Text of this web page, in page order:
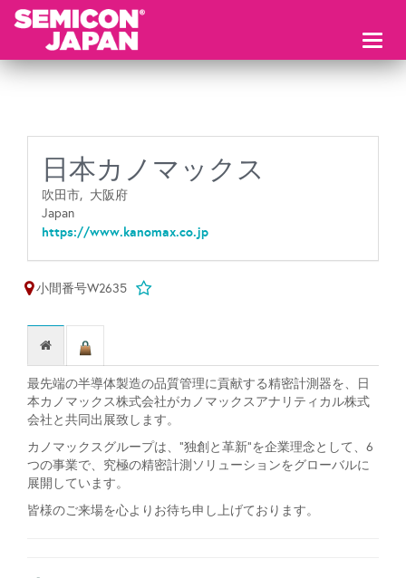
日本カノマックス
吹田市, 大阪府
Japan
https://www.kanomax.co.jp
小間番号W2635
最先端の半導体製造の品質管理に貢献する精密計測器を、日
本カノマックス株式会社がカノマックスアナリティカル株式
会社と共同出展致します。
カノマックスグループは、”独創と革新”を企業理念として、6
つの事業で、究極の精密計測ソリューションをグローバルに
展開しています。
皆様のご来場を心よりお待ち申し上げております。